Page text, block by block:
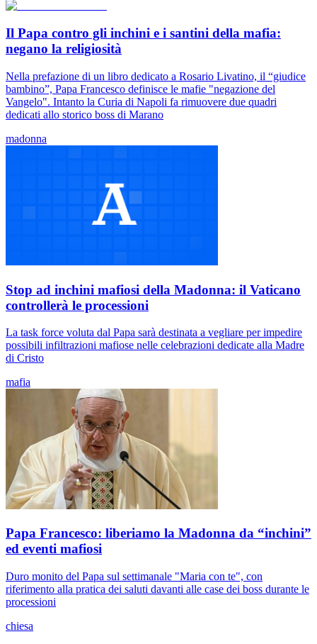
Il Papa contro gli inchini e i santini della mafia:
negano la religiosità
Nella prefazione di un libro dedicato a Rosario Livatino, il “giudice
bambino”, Papa Francesco definisce le mafie "negazione del
Vangelo". Intanto la Curia di Napoli fa rimuovere due quadri
dedicati allo storico boss di Marano
madonna
Stop ad inchini mafiosi della Madonna: il Vaticano
controllerà le processioni
La task force voluta dal Papa sarà destinata a vegliare per impedire
possibili infiltrazioni mafiose nelle celebrazioni dedicate alla Madre
di Cristo
mafia
Papa Francesco: liberiamo la Madonna da “inchini”
ed eventi mafiosi
Duro monito del Papa sul settimanale "Maria con te", con
riferimento alla pratica dei saluti davanti alle case dei boss durante le
processioni
chiesa